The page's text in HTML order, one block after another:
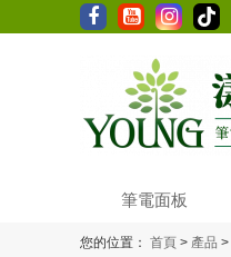
筆電面板
您的位置： 首頁 > 產品 >